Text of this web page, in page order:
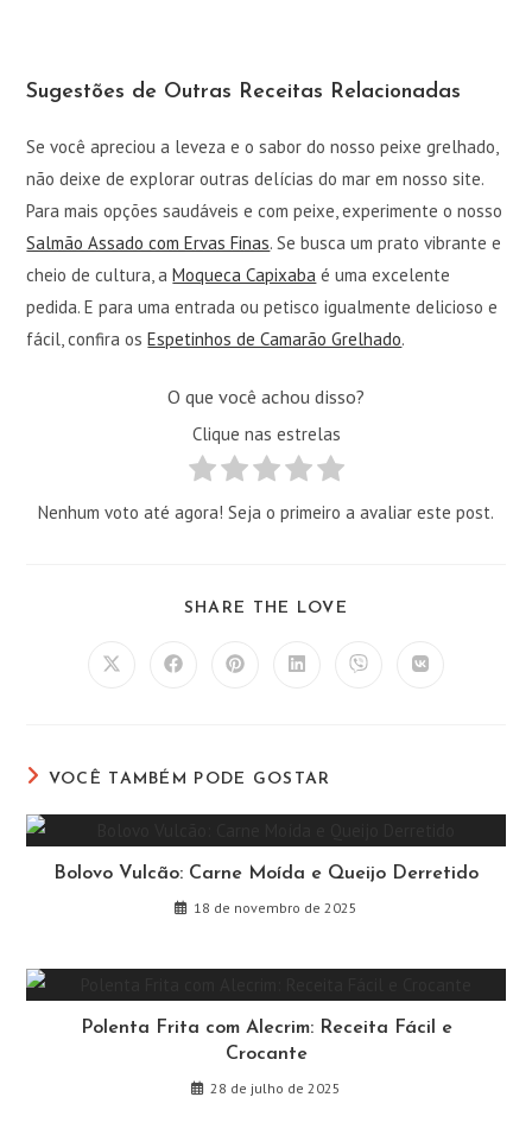
Sugestões de Outras Receitas Relacionadas
Se você apreciou a leveza e o sabor do nosso peixe grelhado,
não deixe de explorar outras delícias do mar em nosso site.
Para mais opções saudáveis e com peixe, experimente o nosso
Salmão Assado com Ervas Finas. Se busca um prato vibrante e
cheio de cultura, aMoqueca Capixaba é uma excelente
pedida. E para uma entrada ou petisco igualmente delicioso e
fácil, confira osEspetinhos de Camarão Grelhado.
O que você achou disso?
Clique nas estrelas
Nenhum voto até agora! Seja o primeiro a avaliar este post.
SHARE THE LOVE
Abre Abre Abre Abre Abre Abre
VOCÊ TAMBÉM PODE GOSTAR
Bolovo Vulcão: Carne Moída e Queijo Derretido
18 de novembro de 2025
Polenta Frita com Alecrim: Receita Fácil e
Crocante
28 de julho de 2025